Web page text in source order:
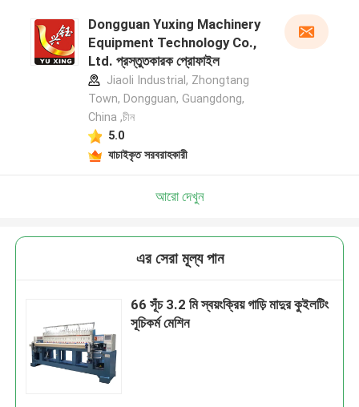
Dongguan Yuxing Machinery
Equipment Technology Co.,
Ltd. প্রস্তুতকারক প্রোফাইল
Jiaoli Industrial, Zhongtang
Town, Dongguan, Guangdong,
China ,চীন
5.0
যাচাইকৃত সরবরাহকারী
আরো দেখুন
এর সেরা মূল্য পান
66 সূঁচ 3.2 মি স্বয়ংক্রিয় গাড়ি মাদুর কুইলটিং
সূচিকর্ম মেশিন